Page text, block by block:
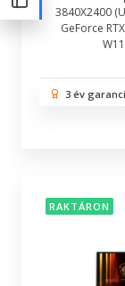
3840X2400
GeForce
3 év
RAKTÁRON